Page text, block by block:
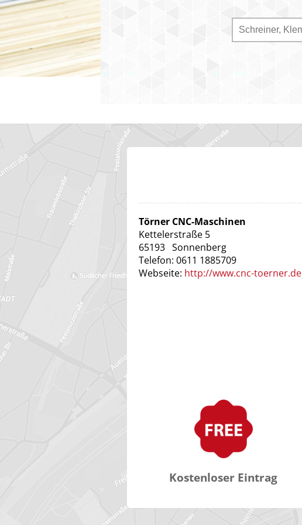
Törner CNC-Maschinen
Kettelerstraße 5
65193 Sonnenberg
Telefon: 0611 1885709
Webseite: http://www.cnc-toerner.de
Kostenloser Eintrag